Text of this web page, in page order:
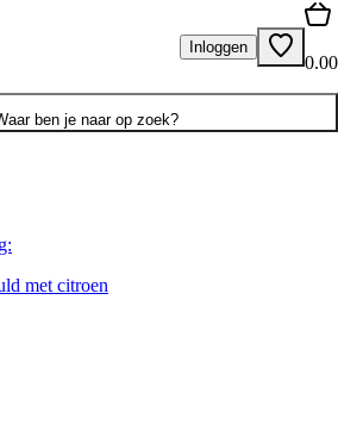
Inloggen
0.00
ben je naar op zoek?
met citroen